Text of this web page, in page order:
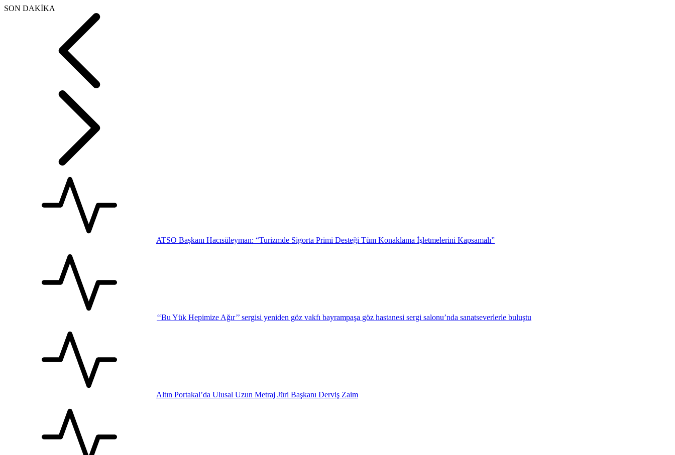
SON DAKİKA
ATSO Başkanı Hacısüleyman: “Turizmde Sigorta Primi Desteği Tüm Konaklama İşletmelerini Kapsamalı”
‘‘Bu Yük Hepimize Ağır’’ sergisi yeniden göz vakfı bayrampaşa göz hastanesi sergi salonu’nda sanatseverlerle buluştu
Altın Portakal’da Ulusal Uzun Metraj Jüri Başkanı Derviş Zaim